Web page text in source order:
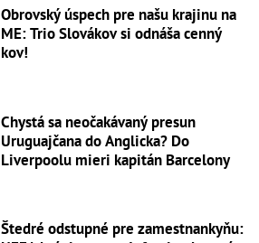
Obrovský úspech pre našu krajinu na
ME: Trio Slovákov si odnáša cenný
kov!
Chystá sa neočakávaný presun
Uruguajčana do Anglicka? Do
Liverpoolu mieri kapitán Barcelony
Štedré odstupné pre zamestnankyňu: